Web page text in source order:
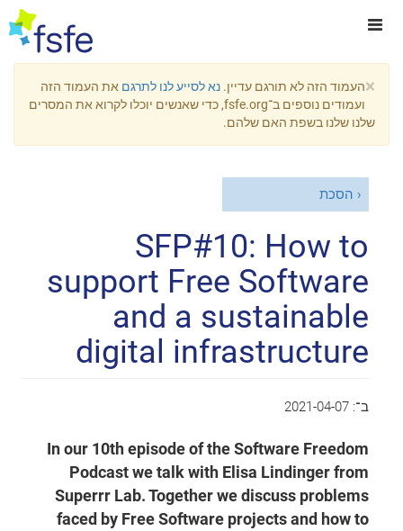
×העמוד הזה לא תורגם עדיין. נא לסייע לנו לתרגם את העמוד הזה
ועמודים נוספים ב־fsfe.org, כדי שאנשים יוכלו לקרוא את המסרים
שלנו שלנו בשפת האם שלהם.
הסכת
SFP#10: How to
support Free Software
and a sustainable
digital infrastructure
ב־:2021-04-07
In our 10th episode of the Software Freedom
Podcast we talk with Elisa Lindinger from
Superrr Lab. Together we discuss problems
faced by Free Software projects and how to